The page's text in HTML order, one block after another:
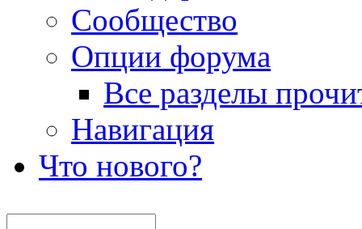
Сообщество
Опции форума
Все разделы
Навигация
Что нового?